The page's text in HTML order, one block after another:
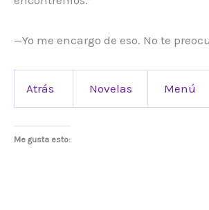
—Yo me encargo de eso. No te
Atrás Novelas Menú
Me gusta esto: